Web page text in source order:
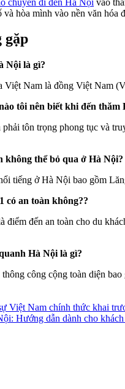
và hòa mình vào nền văn
gặp
Nội là gì?
Việt Nam là đồng Việt Nam
tôi nên biết khi đến thăm
tôn trọng phong tục và
không thể bỏ qua ở Hà Nội?
tiếng ở Hà Nội bao gồm
có an toàn không??
đến an toàn cho du
Hà Nội là gì?
công cộng toàn diện
Việt Nam chính thức khai
Hướng dẫn dành cho khách